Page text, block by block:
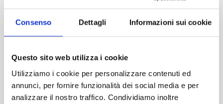
Consenso Dettagli Informazioni sui cookie
Questo sito web utilizza i cookie
Utilizziamo i cookie per personalizzare contenuti ed
annunci, per fornire funzionalità dei social media e per
analizzare il nostro traffico. Condividiamo inoltre